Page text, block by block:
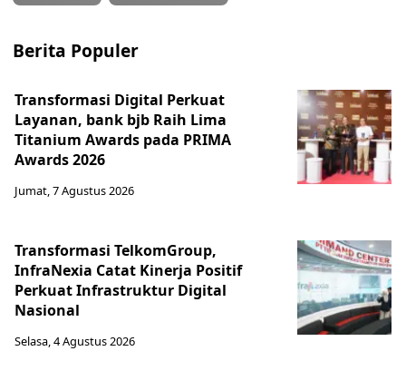
Berita Populer
Transformasi Digital Perkuat
Layanan, bank bjb Raih Lima
Titanium Awards pada PRIMA
Awards 2026
Jumat, 7 Agustus 2026
Transformasi TelkomGroup,
InfraNexia Catat Kinerja Positif
Perkuat Infrastruktur Digital
Nasional
Selasa, 4 Agustus 2026